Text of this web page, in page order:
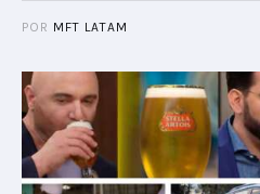
CONECTADES
PODCAST
POR MFT LATAM